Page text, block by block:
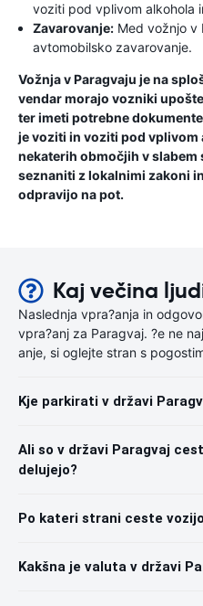
voziti pod vplivom alkohola
Zavarovanje: Med vožnjo v
avtomobilsko zavarovanje.
Vožnja v Paragvaju je na
vendar morajo vozniki
ter imeti potrebne
je voziti in voziti pod vplivom
nekaterih območjih v slabem
seznaniti z lokalnimi zakoni
odpravijo na pot.
Kaj večina
Naslednja vpra?anja in
vpra?anj za Paragvaj. ?e ne
anje, si oglejte stran s
Kje parkirati v državi
Ali so v državi Paragvaj
delujejo?
Po kateri strani ceste
Kakšna je valuta v državi